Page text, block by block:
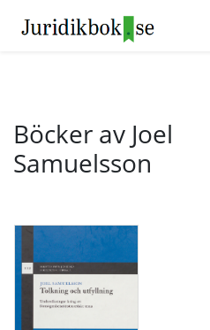
Böcker av Joel
Samuelsson